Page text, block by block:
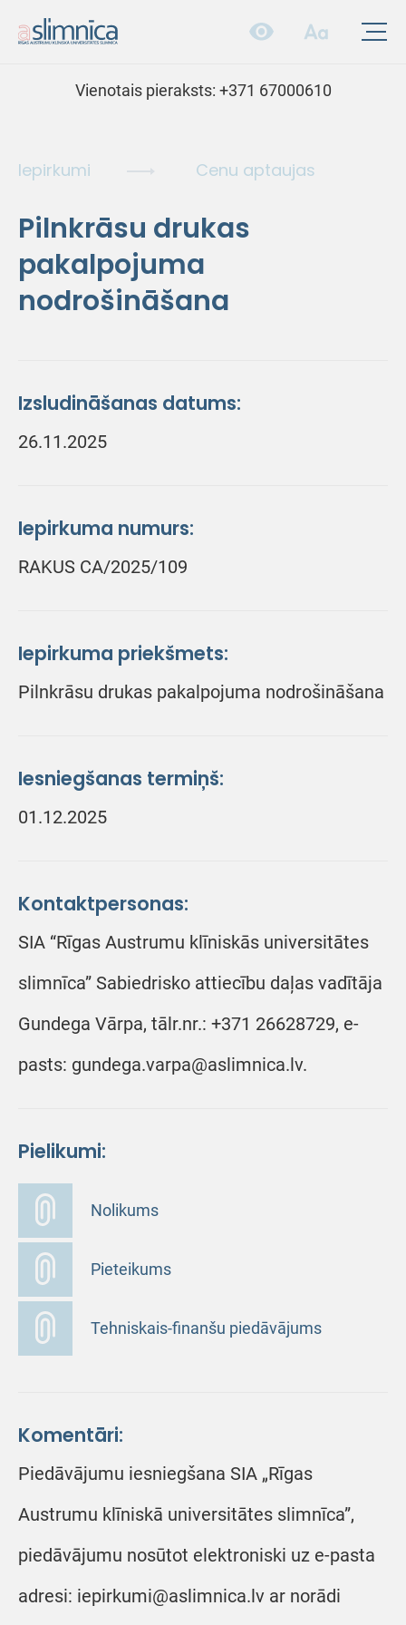
Vienotais pieraksts: +371 67000610
Iepirkumi Cenu aptaujas
Pilnkrāsu drukas
pakalpojuma
nodrošināšana
Izsludināšanas datums:
26.11.2025
Iepirkuma numurs:
RAKUS CA/2025/109
Iepirkuma priekšmets:
Pilnkrāsu drukas pakalpojuma nodrošināšana
Iesniegšanas termiņš:
01.12.2025
Kontaktpersonas:
SIA “Rīgas Austrumu klīniskās universitātes
slimnīca” Sabiedrisko attiecību daļas vadītāja
Gundega Vārpa, tālr.nr.: +371 26628729, e-
pasts: gundega.varpa@aslimnica.lv.
Pielikumi:
Nolikums
Pieteikums
Tehniskais-finanšu piedāvājums
Komentāri:
Piedāvājumu iesniegšana SIA „Rīgas
Austrumu klīniskā universitātes slimnīca”,
piedāvājumu nosūtot elektroniski uz e-pasta
adresi: iepirkumi@aslimnica.lv ar norādi